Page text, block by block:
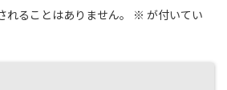
ることはありません。 ※ が付いてい